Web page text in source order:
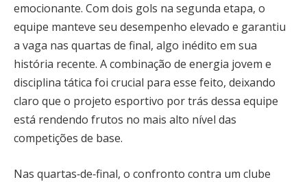
emocionante. Com dois gols na segunda etapa, o
equipe manteve seu desempenho elevado e garantiu
a vaga nas quartas de final, algo inédito em sua
história recente. A combinação de energia jovem e
disciplina tática foi crucial para esse feito, deixando
claro que o projeto esportivo por trás dessa equipe
está rendendo frutos no mais alto nível das
competições de base.
Nas quartas‑de‑final, o confronto contra um clube